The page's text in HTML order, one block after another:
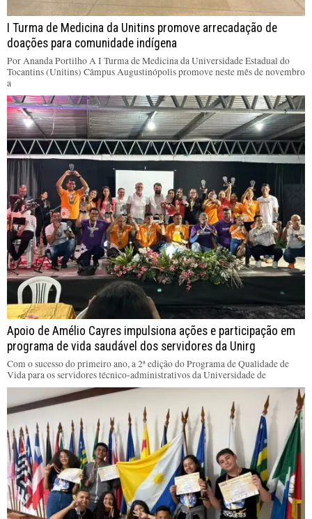
I Turma de Medicina da Unitins promove arrecadação de
doações para comunidade indígena
Por Ananda Portilho A I Turma de Medicina da Universidade Estadual do
Tocantins (Unitins) Câmpus Augustinópolis promove neste mês de novembro
a
Apoio de Amélio Cayres impulsiona ações e participação em
programa de vida saudável dos servidores da Unirg
Com o sucesso do primeiro ano, a 2ª edição do Programa de Qualidade de
Vida para os servidores técnico-administrativos da Universidade de